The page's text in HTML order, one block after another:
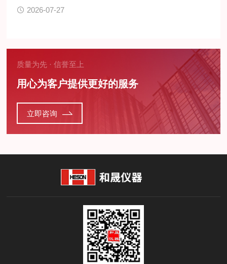
2026-07-27
质量为先 · 信誉至上
用心为客户提供更好的服务
立即咨询